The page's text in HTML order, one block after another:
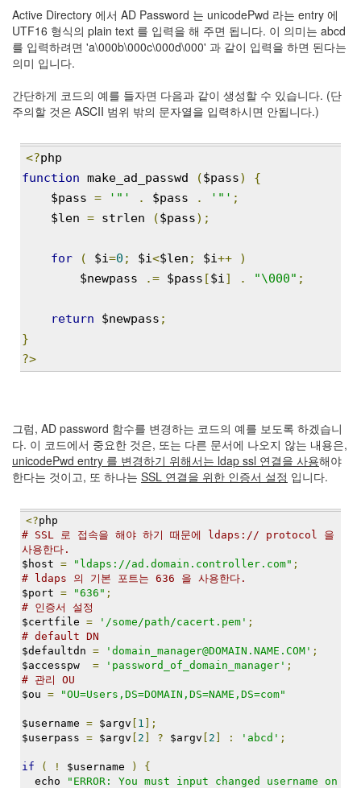
Active Directory 에서 AD Password 는 unicodePwd 라는 entry 에
UTF16 형식의 plain text 를 입력을 해 주면 됩니다. 이 의미는 abcd
를 입력하려면 'a\000b\000c\000d\000' 과 같이 입력을 하면 된다는
의미 입니다.
간단하게 코드의 예를 들자면 다음과 같이 생성할 수 있습니다. (단
주의할 것은 ASCII 범위 밖의 문자열을 입력하시면 안됩니다.)
<?php
function make_ad_passwd ($pass)
{
$pass = '"' . $pass . '"' ;
$len = strlen ($pass);
for ( $i=0 ; $i<$len ; $i++
)
$newpass
.= $pass [$i] . "\000" ;
return $newpass ;
}
?>
그럼, AD password 함수를 변경하는 코드의 예를 보도록 하겠습니
다. 이 코드에서 중요한 것은, 또는 다른 문서에 나오지 않는 내용은,
unicodePwd entry 를 변경하기 위해서는 ldap ssl 연결을 사용해야
한다는 것이고, 또 하나는 SSL 연결을 위한 인증서 설정 입니다.
<?php
# SSL 로 접속을 해야 하기 때문에 ldaps:// protocol 을
사용한다.
$host = "ldaps://ad.domain.controller.com" ;
# ldaps 의 기본 포트는 636 을 사용한다.
$port = "636" ;
# 인증서 설정
$certfile = '/some/path/cacert.pem' ;
# default DN
$defaultdn = 'domain_manager@DOMAIN.NAME.COM' ;
$accesspw = 'password_of_domain_manager' ;
# 관리 OU
$ou = "OU=Users,DS=DOMAIN,DS=NAME,DS=com"
$username = $argv 1 ];
$userpass = $argv 2 ? $argv 2 : 'abcd' ;
if ( ! $username )
{
echo
"ERROR: You must input changed username on
눅
스
42
프
로
그
래
57
Mozilla
23
security
제
품
리
Recent
Posts
AA
1.5V
Li-
ion
3800...
by
김
정
균
Daweikala
AA
1.5V
Li-
1280...